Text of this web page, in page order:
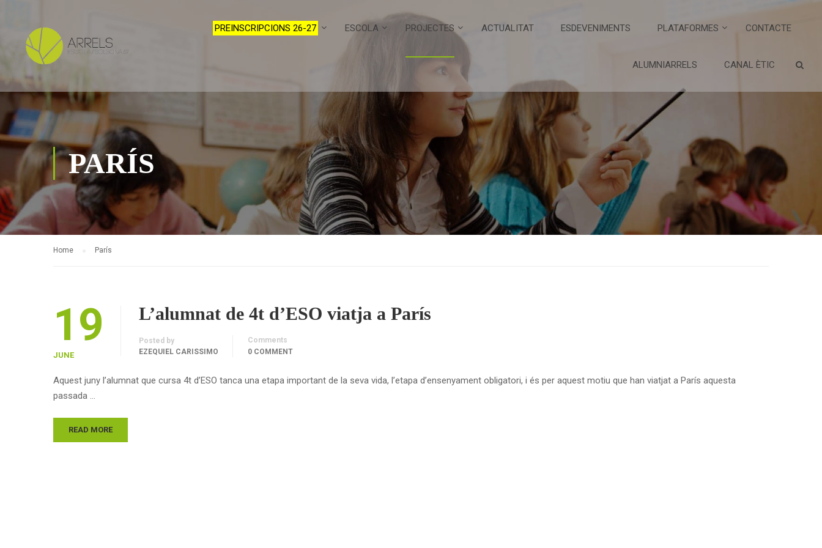
PREINSCRIPCIONS 26-27 ESCOLA PROJECTES ACTUALITAT ESDEVENIMENTS PLATAFORMES CONTACTE
ALUMNIARRELS CANAL ÈTIC
PARÍS
Home París
19
JUNE
L’alumnat de 4t d’ESO viatja a París
Posted by
EZEQUIEL CARISSIMO
Comments
0 COMMENT
Aquest juny l’alumnat que cursa 4t d’ESO tanca una etapa important de la seva vida, l’etapa d’ensenyament obligatori, i és per aquest motiu que han viatjat a París aquesta
passada …
READ MORE